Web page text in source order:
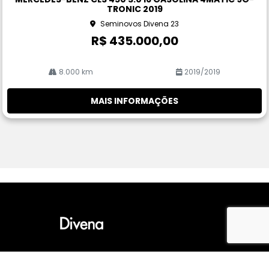
rtil
TRONIC 2019
Seminovos Divena 23
R$ 435.000,00
8.000 km 2019/2019
MAIS INFORMAÇÕES